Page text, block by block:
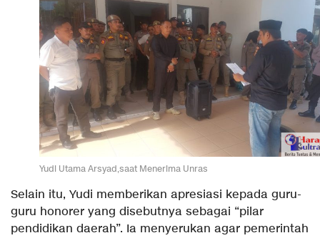
Yudi Utama Arsyad,saat Menerima Unras
Selain itu, Yudi memberikan apresiasi kepada guru-
guru honorer yang disebutnya sebagai “pilar
pendidikan daerah”. Ia menyerukan agar pemerintah